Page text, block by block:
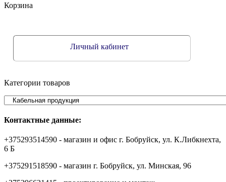
Корзина
Личный кабинет
Категории товаров
Контактные данные:
+375293514590 - магазин и офис г. Бобруйск, ул. К.Либкнехта,
6 Б
+375291518590 - магазин г. Бобруйск, ул. Минская, 96